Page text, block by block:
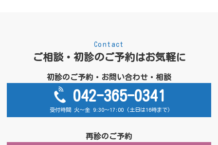
ご相談・初診のご予約はお気軽に
Contact
初診のご予約・お問い合わせ・相談
042-365-0341
受付時間 火～金 9:30～17:00 (土日は16時まで)
再診のご予約